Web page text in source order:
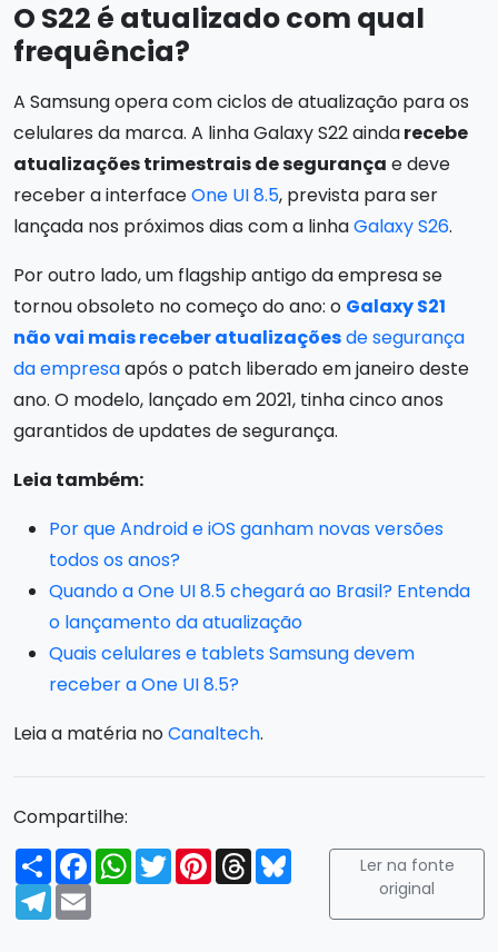
O S22 é atualizado com qual
frequência?
A Samsung opera com ciclos de atualização para os
celulares da marca. A linha Galaxy S22 aindarecebe
atualizações trimestrais de segurança e deve
receber a interfaceOne UI 8.5, prevista para ser
lançada nos próximos dias com a linhaGalaxy S26.
Por outro lado, um flagship antigo da empresa se
tornou obsoleto no começo do ano: o Galaxy S21
não vai mais receber atualizaçõesde segurança
da empresaapós o patch liberado em janeiro deste
ano. O modelo, lançado em 2021, tinha cinco anos
garantidos de updates de segurança.
Leia também:
Por que Android e iOS ganham novas versões
todos os anos?
Quando a One UI 8.5 chegará ao Brasil? Entenda
o lançamento da atualização
Quais celulares e tablets Samsung devem
receber a One UI 8.5?
Leia a matéria noCanaltech.
Compartilhe:
Compartilhar
FacebookWhatsApp
TwitterPinterest
ThreadsBluesky
Telegram
Email
Ler na fonte
original